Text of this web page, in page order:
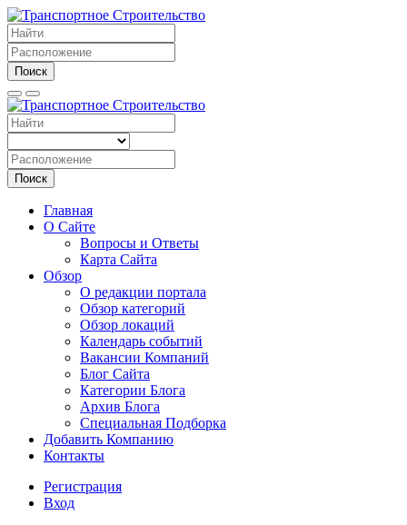
Поиск
Поиск
Главная
О Сайте
Вопросы и Ответы
Карта Сайта
Обзор
О редакции портала
Обзор категорий
Обзор локаций
Календарь событий
Вакансии Компаний
Блог Сайта
Категории Блога
Архив Блога
Специальная Подборка
Добавить Компанию
Контакты
Регистрация
Вход